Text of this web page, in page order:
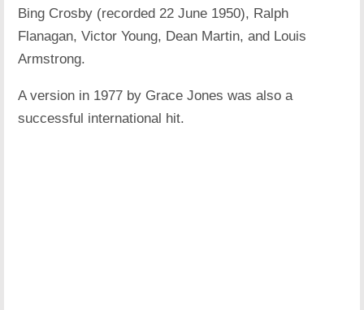
Bing Crosby (recorded 22 June 1950), Ralph
Flanagan, Victor Young, Dean Martin, and Louis
Armstrong.
A version in 1977 by Grace Jones was also a
successful international hit.